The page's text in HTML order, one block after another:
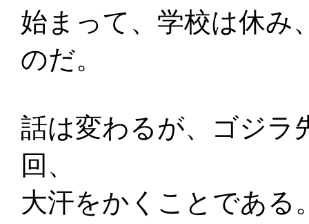
始まって、学校は休み
のだ。
話は変わるが、ゴジラ
回、
大汗をかくことである